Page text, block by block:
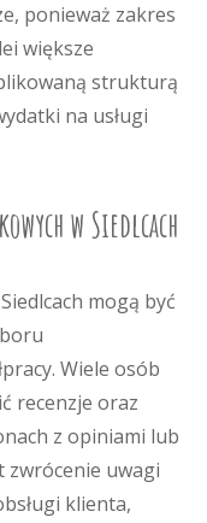
ponieważ zakres
większe
strukturą
na usługi
w Siedlcach
mogą być
Wiele osób
recenzje oraz
z opiniami lub
zwrócenie uwagi
klienta,